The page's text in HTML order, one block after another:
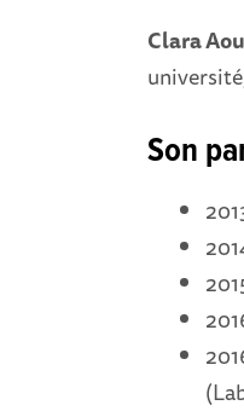
Clara
Son